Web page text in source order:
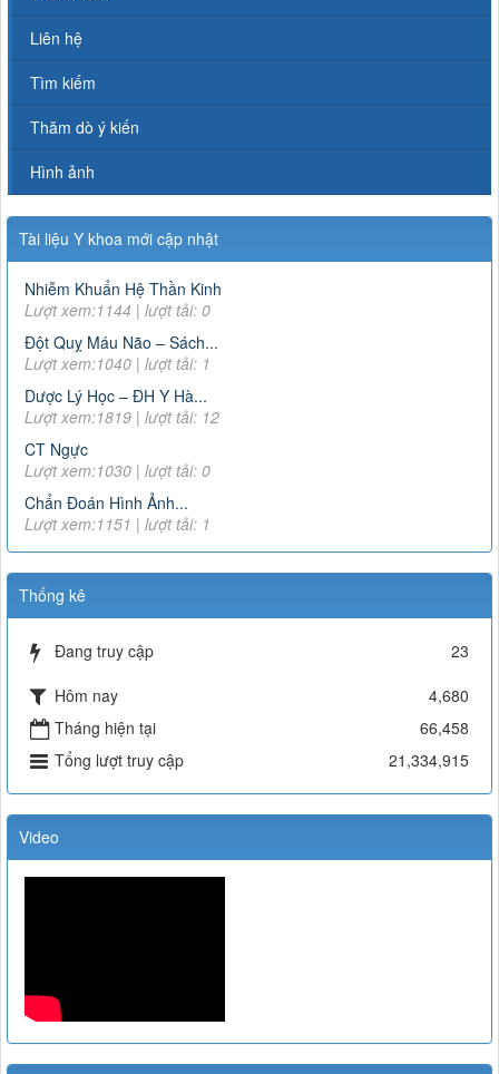
Liên hệ
Tìm kiếm
Thăm dò ý kiến
Hình ảnh
Tài liệu Y khoa mới cập nhật
Nhiễm Khuẩn Hệ Thần Kinh
Lượt xem:1144 | lượt tải: 0
Đột Quỵ Máu Não – Sách...
Lượt xem:1040 | lượt tải: 1
Dược Lý Học – ĐH Y Hà...
Lượt xem:1819 | lượt tải: 12
CT Ngực
Lượt xem:1030 | lượt tải: 0
Chẩn Đoán Hình Ảnh...
Lượt xem:1151 | lượt tải: 1
Thống kê
Đang truy cập
23
Hôm nay
4,680
Tháng hiện tại
66,458
Tổng lượt truy cập
21,334,915
Video